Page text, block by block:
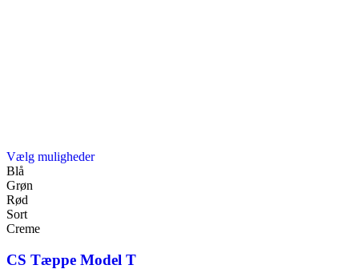
Vælg mulighederDette
vælges
Blå
Grøn
Rød
Sort
Creme
CS Tæppe Model T